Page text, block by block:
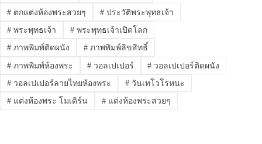
#ตกแต่งห้องพระสวยๆ #ประวัติพระพุทธเจ้า
#พระพุทธเจ้า #พระพุทธเจ้าเปิดโลก
#ภาพพิมพ์ติดผนัง #ภาพพิมพ์ลิขสิทธิ์
#ภาพพิมพ์ห้องพระ #วอลเปเปอร์ # วอลเปเปอร์ติดผนัง
#วอลเปเปอร์ลายไทยห้องพระ #วันเทโวโรหนะ
#แต่งห้องพระ โมเดิร์น #แต่งห้องพระสวยๆ